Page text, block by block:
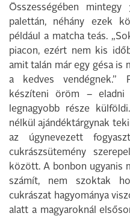
Összességében
palettán, néhány ezek
például a matcha teás.
piacon, ezért nem kis
amit talán már egy gésa is
a kedves vendégnek.”
készíteni öröm – eladni
legnagyobb része
nélkül ajándéktárgynak
az úgynevezett
cukrászsütemény
között. A bonbon ugyanis
számít, nem szoktak
cukrászat hagyománya
alatt a magyaroknál